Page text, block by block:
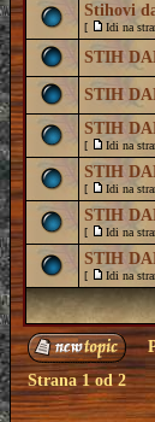
Stihovi
[ Idi na
STIH
STIH
STIH
[ Idi na
STIH
[ Idi na
STIH
[ Idi na
STIH
[ Idi na
Strana1od2